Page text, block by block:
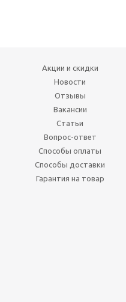
Акции и скидки
Новости
Отзывы
Вакансии
Статьи
Вопрос-ответ
Способы оплаты
Способы доставки
Гарантия на товар